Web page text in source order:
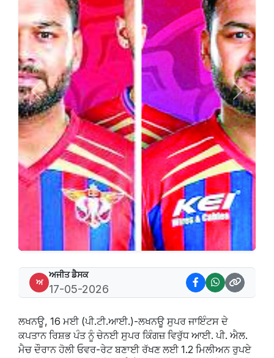
Previous Next
ਅ
ਅਜੀਤ ਡੈਸਕ
17-05-2026
ਲਖਨਊ, 16 ਮਈ (ਪੀ.ਟੀ.ਆਈ.)-ਲਖਨਊ ਸੁਪਰ ਜਾਇੰਟਸ ਦੇ
ਕਪਤਾਨ ਰਿਸ਼ਭ ਪੰਤ ਨੂੰ ਚੇਨਈ ਸੁਪਰ ਕਿੰਗਜ਼ ਵਿਰੁੱਧ ਆਈ. ਪੀ. ਐਲ.
ਮੈਚ ਦੌਰਾਨ ਹੋਲੀ ਓਵਰ-ਰੇਟ ਬਣਾਈ ਰੱਖਣ ਲਈ 1.2 ਮਿਲੀਅਨ ਰੁਪਏ